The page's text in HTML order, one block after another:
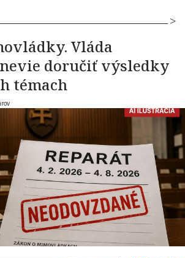
Vláda
doručiť výsledky
témach